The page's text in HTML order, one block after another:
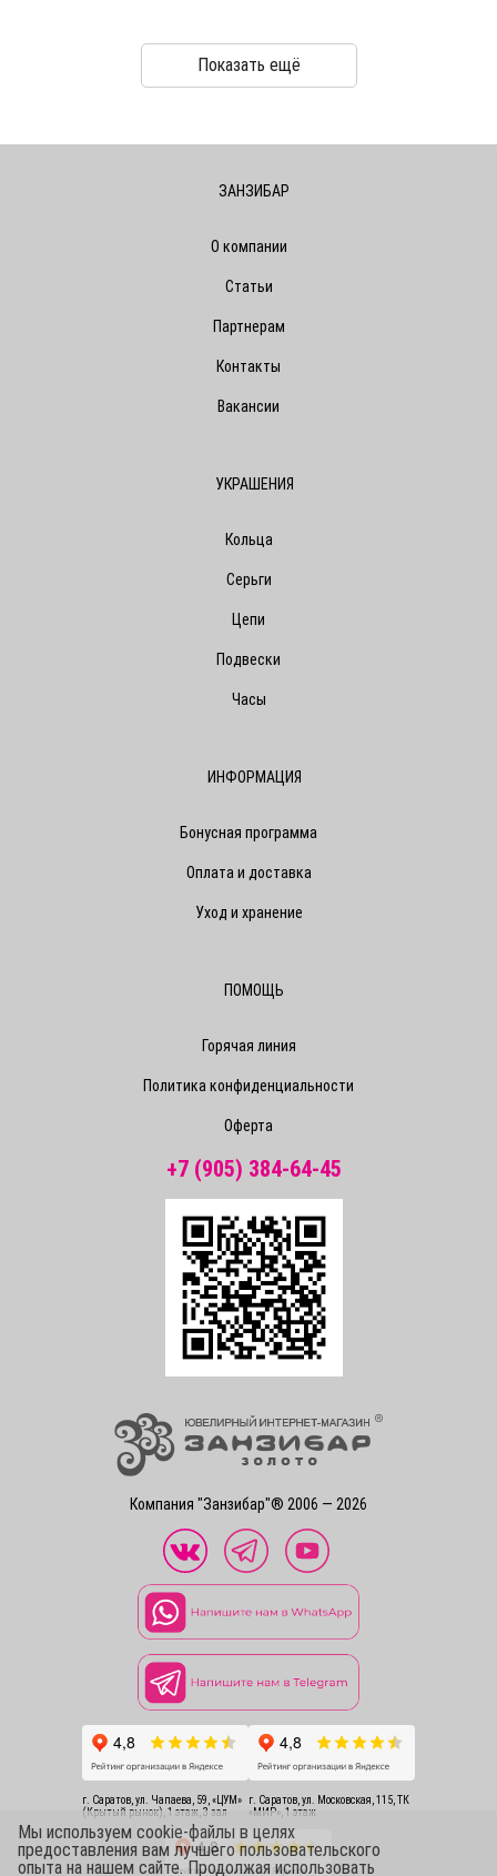
Показать ещё
Компания "Занзибар"® 2006 — 2026
ЗАНЗИБАР
О компании
Статьи
Партнерам
Контакты
Вакансии
УКРАШЕНИЯ
Кольца
Серьги
Цепи
Подвески
Часы
ИНФОРМАЦИЯ
Бонусная программа
Оплата и доставка
Уход и хранение
ПОМОЩЬ
Горячая линия
Политика конфиденциальности
Оферта
+7 (905) 384-64-45
г. Саратов, ул. Чапаева, 59, «ЦУМ»
(Крытый рынок), 1 этаж, 3 зал
г. Саратов, ул. Московская, 115, ТК
«МИР», 1 этаж
Мы используем cookie-файлы в целях
предоставления вам лучшего пользовательского
опыта на нашем сайте. Продолжая использовать